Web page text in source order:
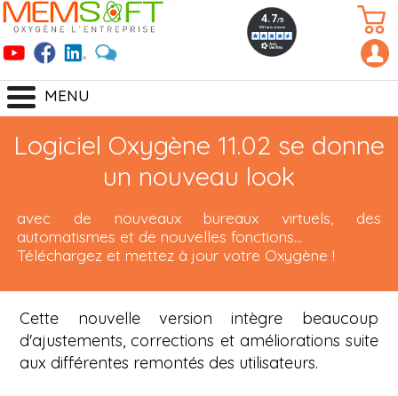
MENU
Logiciel Oxygène 11.02 se donne
un nouveau look
avec de nouveaux bureaux virtuels, des
automatismes et de nouvelles fonctions...
Téléchargez et mettez à jour votre Oxygène !
Cette nouvelle version intègre beaucoup
d'ajustements, corrections et améliorations suite
aux différentes remontés des utilisateurs.